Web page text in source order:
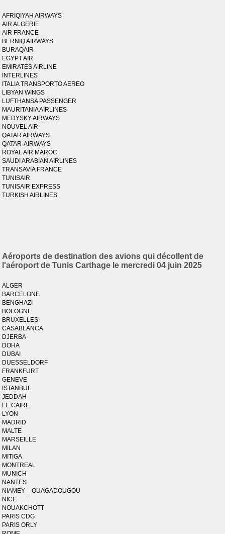
AFRIQIYAH AIRWAYS
AIR ALGERIE
AIR FRANCE
BERNIQ AIRWAYS
BURAQAIR
EGYPT AIR
EMIRATES AIRLINE
INTERLINES
ITALIA TRANSPORTO AEREO
LIBYAN WINGS
LUFTHANSA PASSENGER
MAURITANIA AIRLINES
MEDYSKY AIRWAYS
NOUVEL AIR
QATAR AIRWAYS
QATAR-AIRWAYS
ROYAL AIR MAROC
SAUDI ARABIAN AIRLINES
TRANSAVIA FRANCE
TUNISAIR
TUNISAIR EXPRESS
TURKISH AIRLINES
Aéroports de destination des avions qui décollent de
l'aéroport de Tunis Carthage le mercredi 04 juin 2025
ALGER
BARCELONE
BENGHAZI
BOLOGNE
BRUXELLES
CASABLANCA
DJERBA
DOHA
DUBAI
DUESSELDORF
FRANKFURT
GENEVE
ISTANBUL
JEDDAH
LE CAIRE
LYON
MADRID
MALTE
MARSEILLE
MILAN
MITIGA
MONTREAL
MUNICH
NANTES
NIAMEY _ OUAGADOUGOU
NICE
NOUAKCHOTT
PARIS CDG
PARIS ORLY